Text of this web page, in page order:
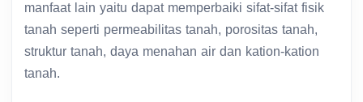
manfaat lain yaitu dapat memperbaiki sifat-sifat fisik
tanah seperti permeabilitas tanah, porositas tanah,
struktur tanah, daya menahan air dan kation-kation
tanah.